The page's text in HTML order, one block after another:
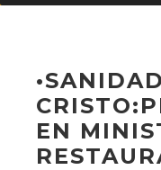
EN